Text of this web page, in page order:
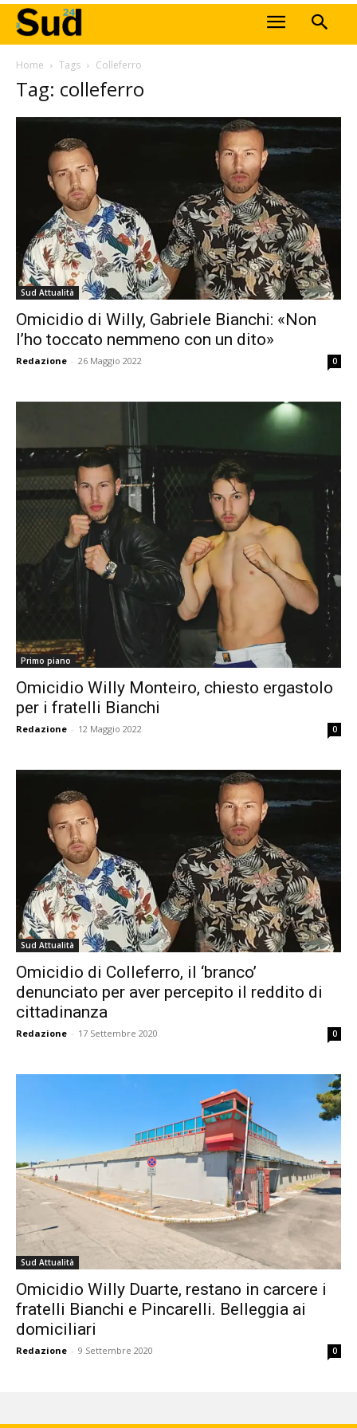
Home Tags Colleferro
Tag: colleferro
Sud Attualità
Omicidio di Willy, Gabriele Bianchi: «Non
l’ho toccato nemmeno con un dito»
Redazione - 26 Maggio 2022 0
Primo piano
Omicidio Willy Monteiro, chiesto ergastolo
per i fratelli Bianchi
Redazione - 12 Maggio 2022 0
Sud Attualità
Omicidio di Colleferro, il ‘branco’
denunciato per aver percepito il reddito di
cittadinanza
Redazione - 17 Settembre 2020 0
Sud Attualità
Omicidio Willy Duarte, restano in carcere i
fratelli Bianchi e Pincarelli. Belleggia ai
domiciliari
Redazione - 9 Settembre 2020 0